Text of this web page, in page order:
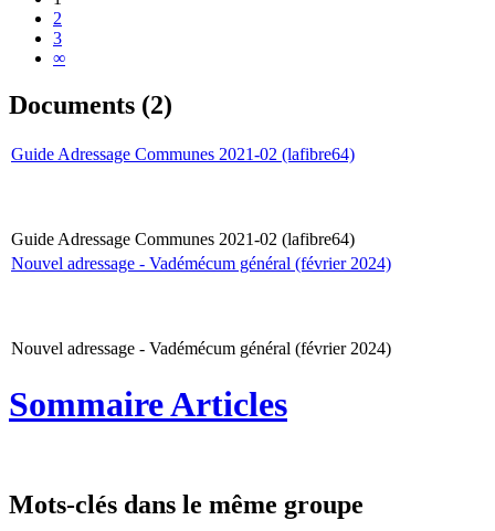
2
3
∞
Documents (2)
Guide Adressage Communes 2021-02 (lafibre64)
Guide Adressage Communes 2021-02 (lafibre64)
Nouvel adressage - Vadémécum général (février 2024)
Nouvel adressage - Vadémécum général (février 2024)
Sommaire Articles
Mots-clés dans le même groupe